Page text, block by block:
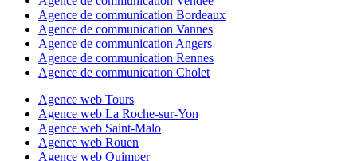
Agence de communication Bordeaux
Agence de communication Vannes
Agence de communication Angers
Agence de communication Rennes
Agence de communication Cholet
Agence web Tours
Agence web La Roche-sur-Yon
Agence web Saint-Malo
Agence web Rouen
Agence web Quimper